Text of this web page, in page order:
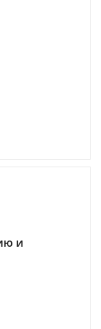
и